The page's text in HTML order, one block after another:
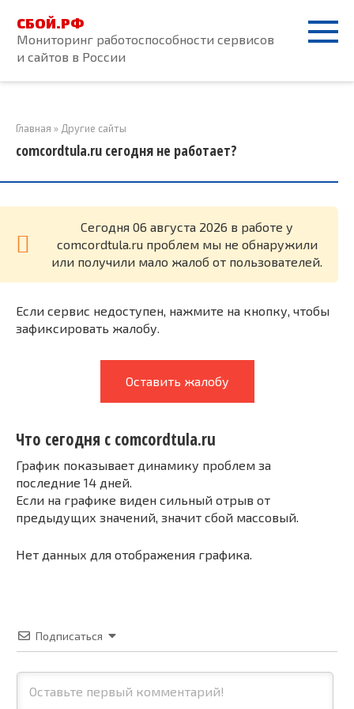
контенту
СБОЙ.РФ
Мониторинг работоспособности сервисов
и сайтов в России
Главная » Другие сайты
comcordtula.ru сегодня не работает?
Cегодня 06 августа 2026 в работе у
comcordtula.ru проблем мы не обнаружили
или получили мало жалоб от пользователей.
Если сервис недоступен, нажмите на кнопку, чтобы
зафиксировать жалобу.
Оставить жалобу
Что сегодня с comcordtula.ru
График показывает динамику проблем за
последние 14 дней.
Если на графике виден сильный отрыв от
предыдущих значений, значит сбой массовый.
Нет данных для отображения графика.
Подписаться